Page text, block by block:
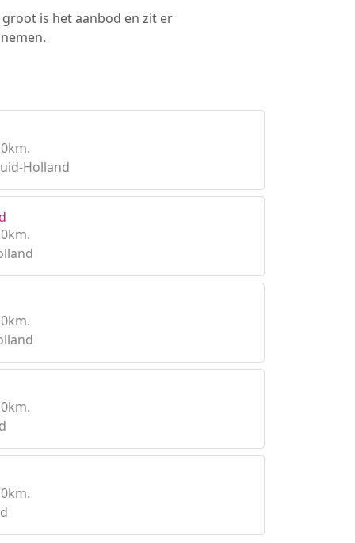
is het aanbod en zit er
Holland